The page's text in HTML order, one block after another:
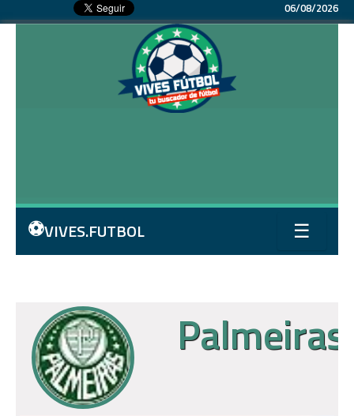
06/08/2026
⚽VIVES.FUTBOL ☰
Palmeiras